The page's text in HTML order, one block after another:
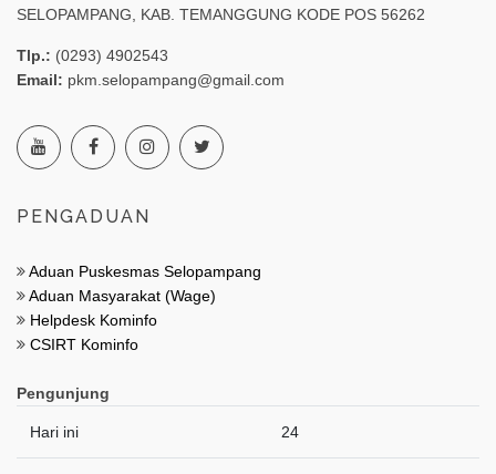
SELOPAMPANG, KAB. TEMANGGUNG KODE POS 56262
Tlp.: (0293) 4902543
Email: pkm.selopampang@gmail.com
PENGADUAN
Aduan Puskesmas Selopampang
Aduan Masyarakat (Wage)
Helpdesk Kominfo
CSIRT Kominfo
Pengunjung
Hari ini 24